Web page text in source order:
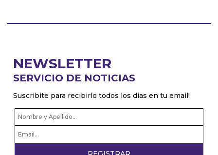
NEWSLETTER
SERVICIO DE NOTICIAS
Suscribite para recibirlo todos los dias en tu email!